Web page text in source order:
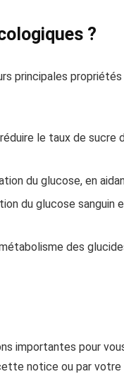
?
principales
le taux de sucre
du glucose, en
du glucose sanguin
des
importantes pour
notice ou par votre